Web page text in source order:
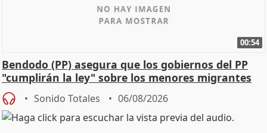
00:54
Bendodo (PP) asegura que los gobiernos del PP
"cumplirán la ley" sobre los menores migrantes
Sonido Totales 06/08/2026